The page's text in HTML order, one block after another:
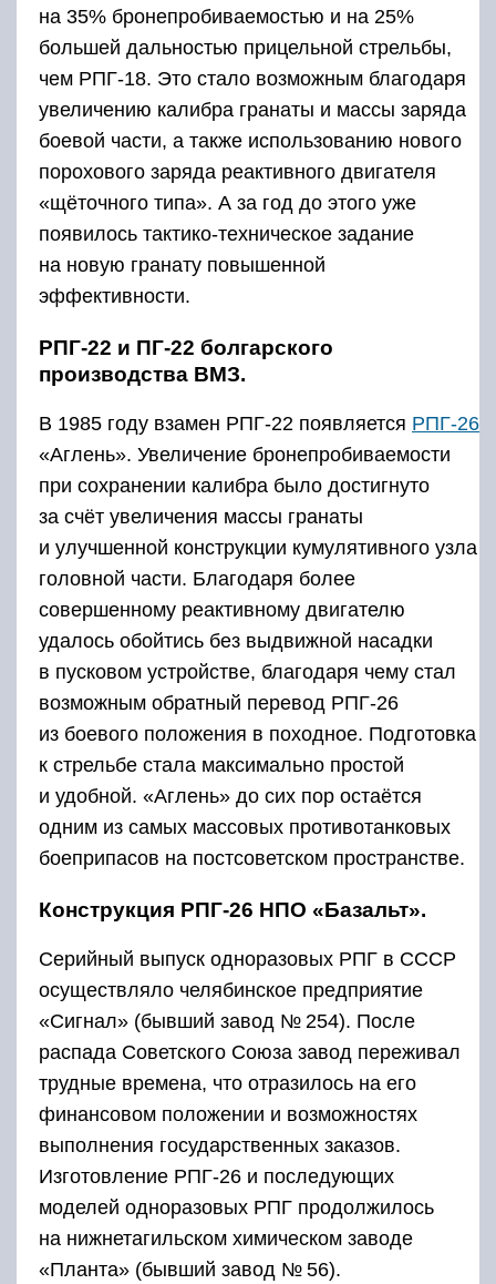
на 35% бронепробиваемостью и на 25%
большей дальностью прицельной стрельбы,
чем РПГ-18. Это стало возможным благодаря
увеличению калибра гранаты и массы заряда
боевой части, а также использованию нового
порохового заряда реактивного двигателя
«щёточного типа». А за год до этого уже
появилось тактико-техническое задание
на новую гранату повышенной
эффективности.
РПГ-22 и ПГ-22 болгарского
производства ВМЗ.
В 1985 году взамен РПГ-22 появляется РПГ-26
«Аглень». Увеличение бронепробиваемости
при сохранении калибра было достигнуто
за счёт увеличения массы гранаты
и улучшенной конструкции кумулятивного узла
головной части. Благодаря более
совершенному реактивному двигателю
удалось обойтись без выдвижной насадки
в пусковом устройстве, благодаря чему стал
возможным обратный перевод РПГ-26
из боевого положения в походное. Подготовка
к стрельбе стала максимально простой
и удобной. «Аглень» до сих пор остаётся
одним из самых массовых противотанковых
боеприпасов на постсоветском пространстве.
Конструкция РПГ-26 НПО «Базальт».
Серийный выпуск одноразовых РПГ в СССР
осуществляло челябинское предприятие
«Сигнал» (бывший завод № 254). После
распада Советского Союза завод переживал
трудные времена, что отразилось на его
финансовом положении и возможностях
выполнения государственных заказов.
Изготовление РПГ-26 и последующих
моделей одноразовых РПГ продолжилось
на нижнетагильском химическом заводе
«Планта» (бывший завод № 56).